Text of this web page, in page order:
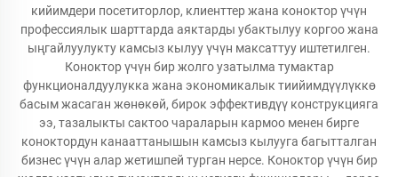
кийимдери посетиторлор, клиенттер жана коноктор үчүн
профессиялык шарттарда аяктарды убактылуу коргоо жана
ыңгайлуулукту камсыз кылуу үчүн максаттуу иштетилген.
Коноктор үчүн бир жолго узатылма тумактар
функционалдуулукка жана экономикалык тиийимдүүлүккө
басым жасаган жөнөкөй, бирок эффективдүү конструкцияга
ээ, тазалыкты сактоо чараларын кармоо менен бирге
коноктордун канааттанышын камсыз кылууга багытталган
бизнес үчүн алар жетишпей турган нерсе. Коноктор үчүн бир